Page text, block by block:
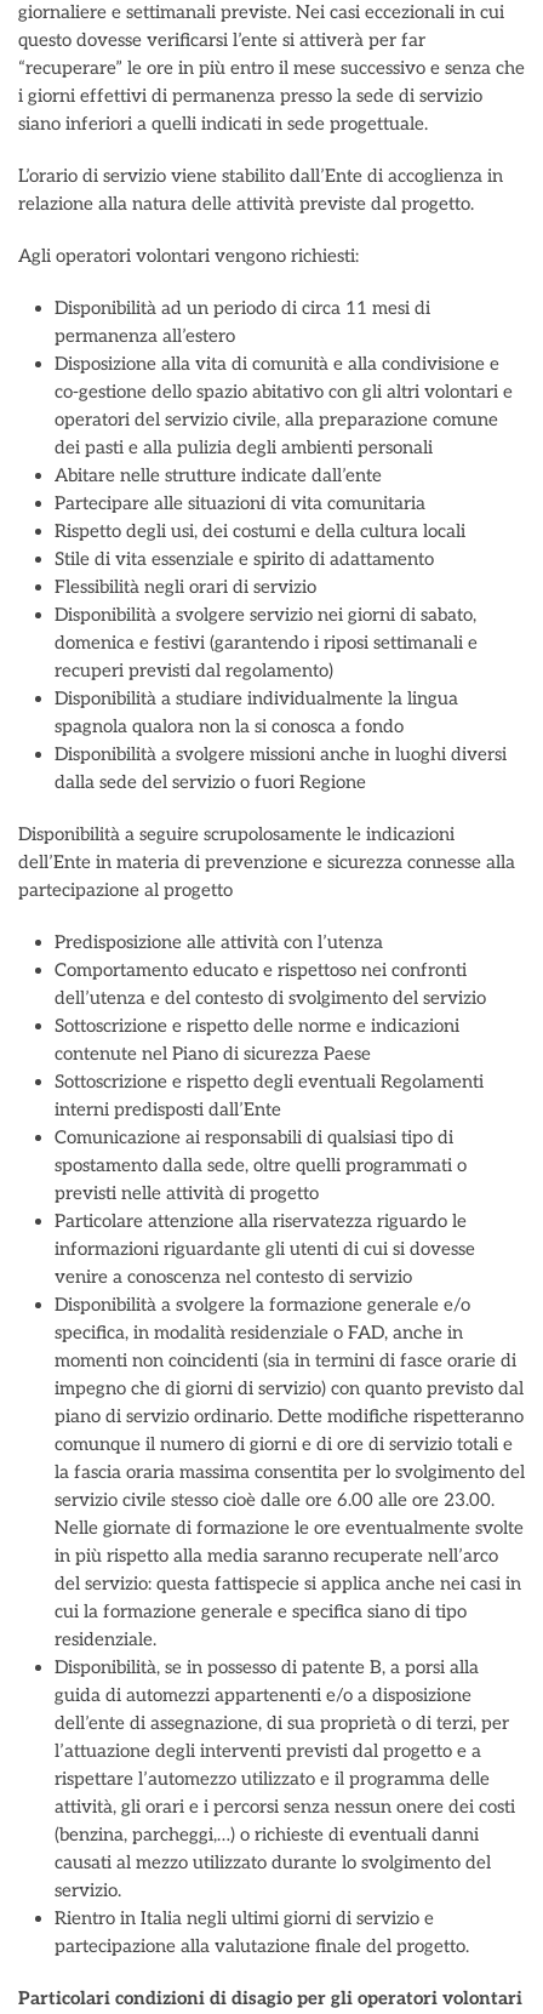
giornaliere e settimanali previste. Nei casi eccezionali in cui
questo dovesse verificarsi l’ente si attiverà per far
“recuperare” le ore in più entro il mese successivo e senza che
i giorni effettivi di permanenza presso la sede di servizio
siano inferiori a quelli indicati in sede progettuale.
L’orario di servizio viene stabilito dall’Ente di accoglienza in
relazione alla natura delle attività previste dal progetto.
Agli operatori volontari vengono richiesti:
Disponibilità ad un periodo di circa 11 mesi di
permanenza all’estero
Disposizione alla vita di comunità e alla condivisione e
co-gestione dello spazio abitativo con gli altri volontari e
operatori del servizio civile, alla preparazione comune
dei pasti e alla pulizia degli ambienti personali
Abitare nelle strutture indicate dall’ente
Partecipare alle situazioni di vita comunitaria
Rispetto degli usi, dei costumi e della cultura locali
Stile di vita essenziale e spirito di adattamento
Flessibilità negli orari di servizio
Disponibilità a svolgere servizio nei giorni di sabato,
domenica e festivi (garantendo i riposi settimanali e
recuperi previsti dal regolamento)
Disponibilità a studiare individualmente la lingua
spagnola qualora non la si conosca a fondo
Disponibilità a svolgere missioni anche in luoghi diversi
dalla sede del servizio o fuori Regione
Disponibilità a seguire scrupolosamente le indicazioni
dell’Ente in materia di prevenzione e sicurezza connesse alla
partecipazione al progetto
Predisposizione alle attività con l’utenza
Comportamento educato e rispettoso nei confronti
dell’utenza e del contesto di svolgimento del servizio
Sottoscrizione e rispetto delle norme e indicazioni
contenute nel Piano di sicurezza Paese
Sottoscrizione e rispetto degli eventuali Regolamenti
interni predisposti dall’Ente
Comunicazione ai responsabili di qualsiasi tipo di
spostamento dalla sede, oltre quelli programmati o
previsti nelle attività di progetto
Particolare attenzione alla riservatezza riguardo le
informazioni riguardante gli utenti di cui si dovesse
venire a conoscenza nel contesto di servizio
Disponibilità a svolgere la formazione generale e/o
specifica, in modalità residenziale o FAD, anche in
momenti non coincidenti (sia in termini di fasce orarie di
impegno che di giorni di servizio) con quanto previsto dal
piano di servizio ordinario. Dette modifiche rispetteranno
comunque il numero di giorni e di ore di servizio totali e
la fascia oraria massima consentita per lo svolgimento del
servizio civile stesso cioè dalle ore 6.00 alle ore 23.00.
Nelle giornate di formazione le ore eventualmente svolte
in più rispetto alla media saranno recuperate nell’arco
del servizio: questa fattispecie si applica anche nei casi in
cui la formazione generale e specifica siano di tipo
residenziale.
Disponibilità, se in possesso di patente B, a porsi alla
guida di automezzi appartenenti e/o a disposizione
dell’ente di assegnazione, di sua proprietà o di terzi, per
l’attuazione degli interventi previsti dal progetto e a
rispettare l’automezzo utilizzato e il programma delle
attività, gli orari e i percorsi senza nessun onere dei costi
(benzina, parcheggi,…) o richieste di eventuali danni
causati al mezzo utilizzato durante lo svolgimento del
servizio.
Rientro in Italia negli ultimi giorni di servizio e
partecipazione alla valutazione finale del progetto.
Particolari condizioni di disagio per gli operatori volontari